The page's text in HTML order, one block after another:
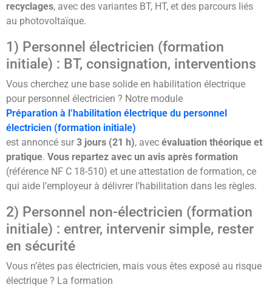
recyclages, avec des variantes BT, HT, et des parcours liés
au photovoltaïque.
1) Personnel électricien (formation
initiale) : BT, consignation, interventions
Vous cherchez une base solide en habilitation électrique
pour personnel électricien ? Notre module
Préparation à l’habilitation électrique du personnel
électricien (formation initiale)
est annoncé sur 3 jours (21 h), avec évaluation théorique et
pratique. Vous repartez avec un avis après formation
(référence NF C 18-510) et une attestation de formation, ce
qui aide l’employeur à délivrer l’habilitation dans les règles.
2) Personnel non-électricien (formation
initiale) : entrer, intervenir simple, rester
en sécurité
Vous n’êtes pas électricien, mais vous êtes exposé au risque
électrique ? La formation